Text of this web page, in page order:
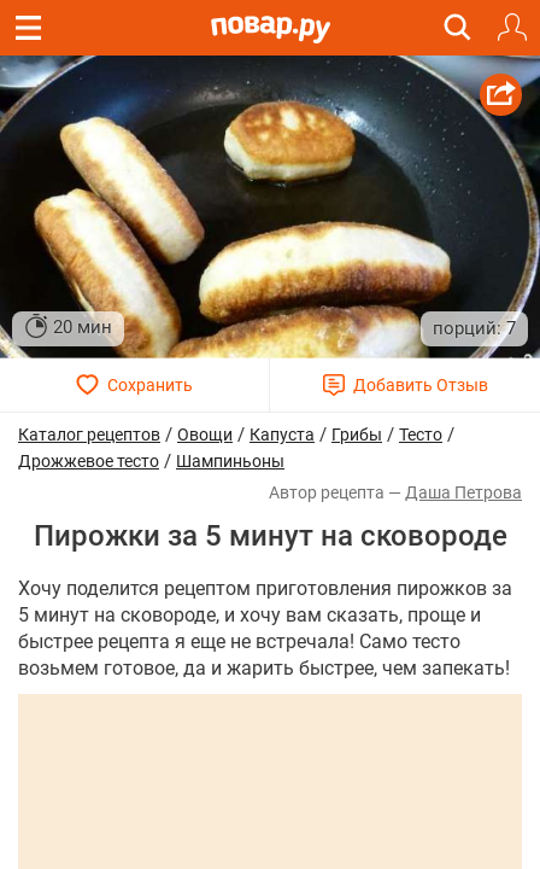
20 мин 7
Каталог рецептов / Овощи / Капуста / Грибы / Тесто /
Дрожжевое тесто / Шампиньоны
Даша Петрова
Пирожки за 5 минут на сковороде
Хочу поделится рецептом приготовления пирожков за
5 минут на сковороде, и хочу вам сказать, проще и
быстрее рецепта я еще не встречала! Само тесто
возьмем готовое, да и жарить быстрее, чем запекать!